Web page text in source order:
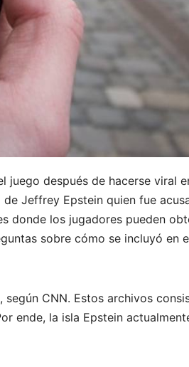
juego después de hacerse viral
de Jeffrey Epstein quien fue
donde los jugadores pueden
sobre cómo se incluyó en
CNN. Estos archivos
ende, la isla Epstein